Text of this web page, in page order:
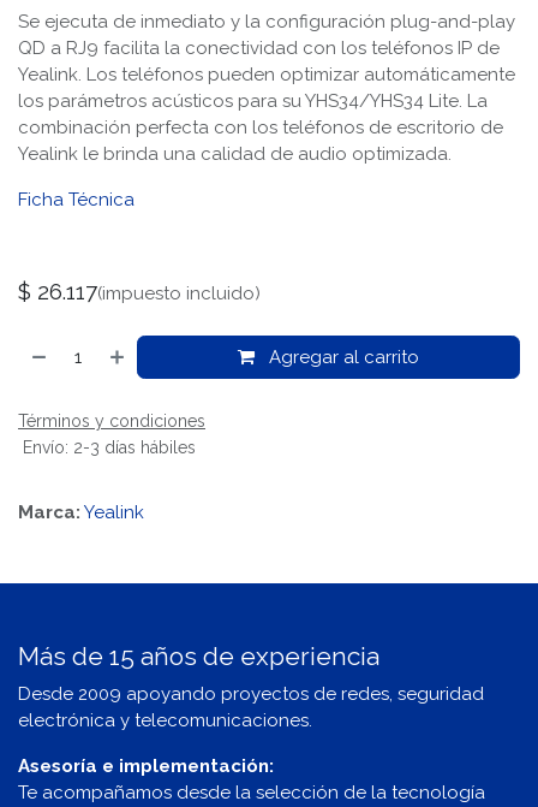
Se ejecuta de inmediato y la configuración plug-and-play
QD a RJ9 facilita la conectividad con los teléfonos IP de
Yealink. Los teléfonos pueden optimizar automáticamente
los parámetros acústicos para su YHS34/YHS34 Lite. La
combinación perfecta con los teléfonos de escritorio de
Yealink le brinda una calidad de audio optimizada.
Ficha Técnica
$ 26.117(impuesto incluido)
Agregar al carrito
Términos y condiciones
Envío: 2-3 días hábiles
Marca: Yealink
Más de 15 años de experiencia
Desde 2009 apoyando proyectos de redes, seguridad
electrónica y telecomunicaciones.
Asesoría e implementación:
Te acompañamos desde la selección de la tecnología